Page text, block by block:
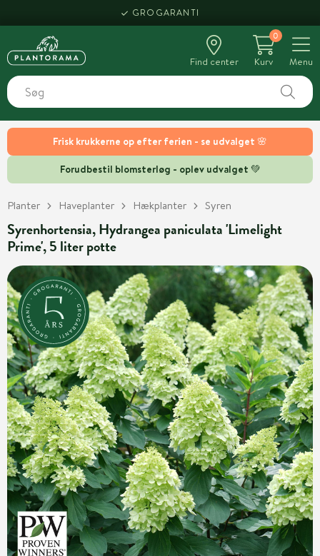
Frisk krukkerne op efter ferien - se udvalget 🌸
Forudbestil blomsterløg - oplev udvalget 💚
GROGARANTI
Find center
0
Kurv
Menu
Planter Haveplanter Hækplanter Syren
Syrenhortensia, Hydrangea paniculata 'Limelight
Prime', 5 liter potte